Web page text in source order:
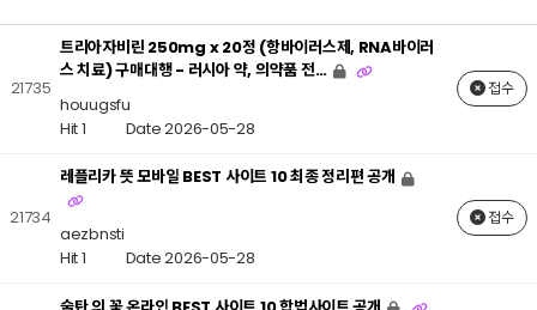
21735
트리아자비린 250mg x 20정 (항바이러스제, RNA바이러
스 치료) 구매대행 - 러시아 약, 의약품 전…
houugsfu
Hit 1 Date 2026-05-28
접수
21734
레플리카 뜻 모바일 BEST 사이트 10 최종 정리편 공개
aezbnsti
Hit 1 Date 2026-05-28
접수